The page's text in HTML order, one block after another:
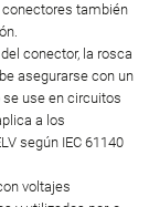
también
conector, la rosca
asegurarse con un
use en circuitos
a los
según IEC 61140
voltajes